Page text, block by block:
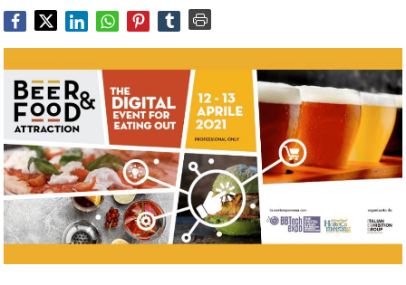
Food
Service
e
tutte
le
novità
del
comparto
Horeca.